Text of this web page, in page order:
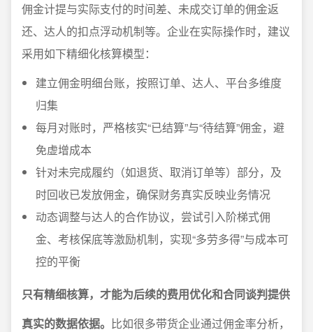
佣金计提与实际支付的时间差、未成交订单的佣金返
还、达人的扣点浮动机制等。企业在实际操作时，建议
采用如下精细化核算模型：
建立佣金明细台账，按照订单、达人、平台多维度
归集
每月对账时，严格核实“已结算”与“待结算”佣金，避
免虚增成本
针对未完成履约（如退货、取消订单等）部分，及
时回收已发放佣金，确保财务真实反映业务情况
动态调整与达人的合作协议，尝试引入阶梯式佣
金、考核保底等激励机制，实现“多劳多得”与成本可
控的平衡
只有精细核算，才能为后续的费用优化和合同谈判提供
真实的数据依据。 比如很多带货企业通过佣金率分析，